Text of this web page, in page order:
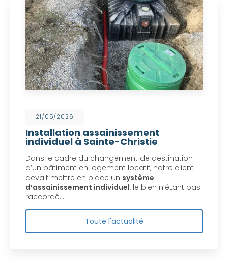
21/05/2026
Installation assainissement
individuel à Sainte-Christie
Dans le cadre du changement de destination
d’un bâtiment en logement locatif, notre client
devait mettre en place un système
d’assainissement individuel, le bien n’étant pas
raccordé…
Toute l'actualité